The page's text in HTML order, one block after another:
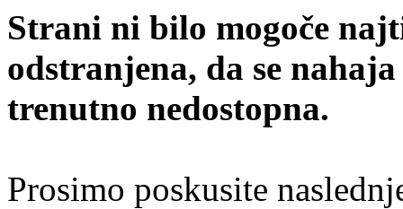
Strani ni bilo mogoče
odstranjena, da se
trenutno nedostopna.
Prosimo poskusite